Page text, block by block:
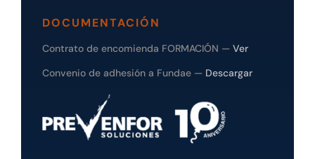
DOCUMENTACIÓN
Contrato de encomienda FORMACIÓN — Ver
Convenio de adhesión a Fundae — Descargar